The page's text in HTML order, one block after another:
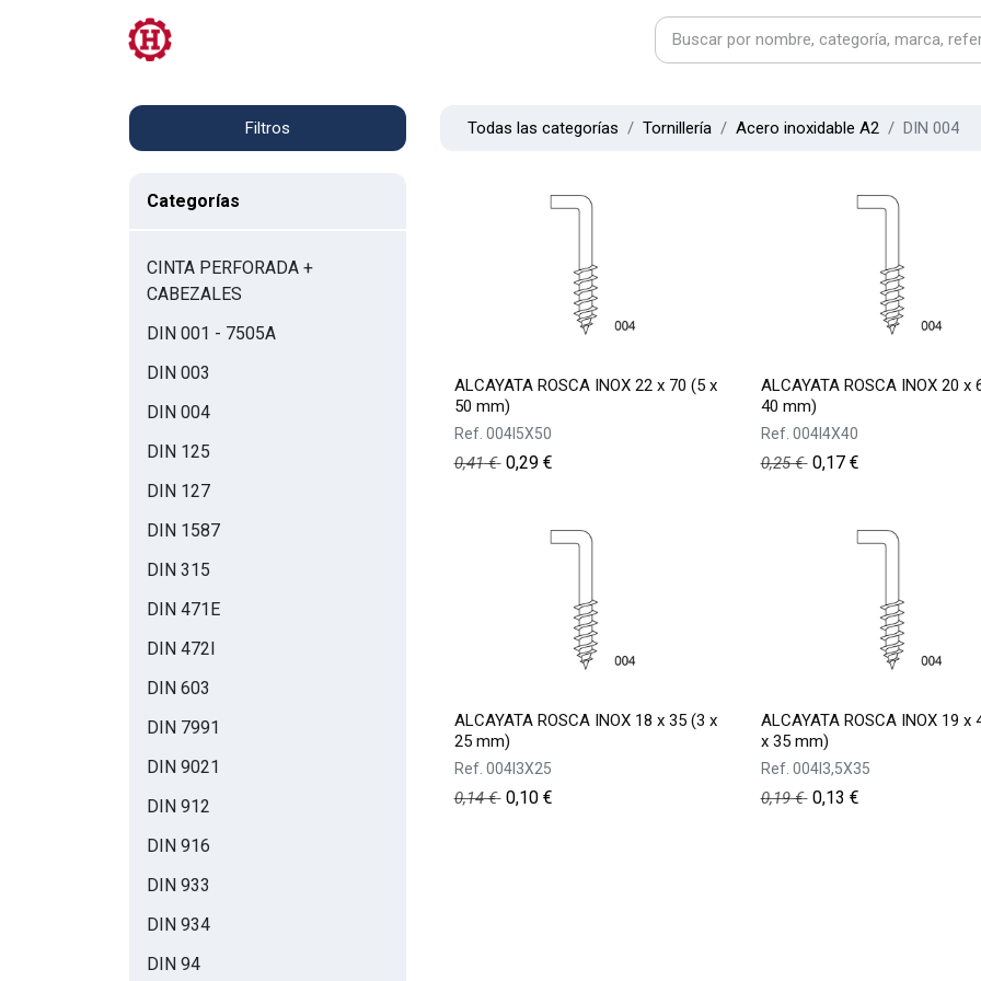
Filtros
Categorías
CINTA PERFORADA +
CABEZALES
DIN 001 - 7505A
DIN 003
DIN 004
DIN 125
DIN 127
DIN 1587
DIN 315
DIN 471E
DIN 472I
DIN 603
DIN 7991
DIN 9021
DIN 912
DIN 916
DIN 933
DIN 934
DIN 94
Todas las categorías Tornillería Acero inoxidable A2 DIN 004
ALCAYATA ROSCA INOX 22 x 70 (5 x
50 mm)
Ref. 004I5X50
0,41€ 0,29€
ALCAYATA ROSCA INOX 20 x
40 mm)
Ref. 004I4X40
0,25€ 0,17€
ALCAYATA ROSCA INOX 18 x 35 (3 x
25 mm)
Ref. 004I3X25
0,14€ 0,10€
ALCAYATA ROSCA INOX 19 x
x 35 mm)
Ref. 004I3,5X35
0,19€ 0,13 €